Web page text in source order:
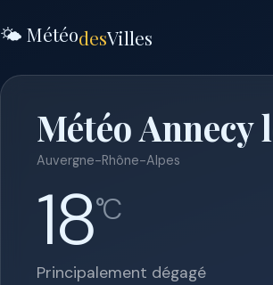
🌤️ MétéodesVilles
Météo
Auvergne-Rhône-Alpes
18°C
Principalement dégagé